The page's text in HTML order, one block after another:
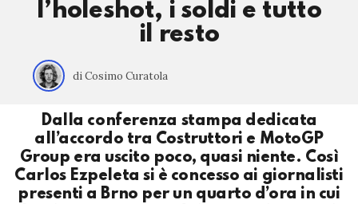
l’holeshot, i soldi e tutto
il resto
di Cosimo Curatola
Dalla conferenza stampa dedicata
all’accordo tra Costruttori e MotoGP
Group era uscito poco, quasi niente. Così
Carlos Ezpeleta si è concesso ai giornalisti
presenti a Brno per un quarto d’ora in cui